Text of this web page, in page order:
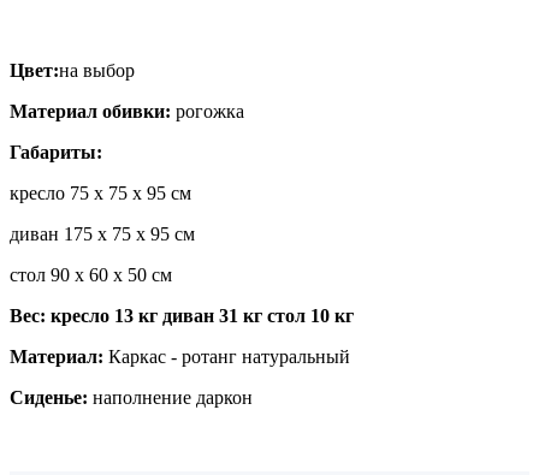
Цвет:на выбор
Материал обивки: рогожка
Габариты:
кресло 75 х 75 х 95 см
диван 175 x 75 x 95 см
стол 90 x 60 x 50 см
Вес: кресло 13 кг диван 31 кг стол 10 кг
Материал: Каркас - ротанг натуральный
Сиденье: наполнение даркон